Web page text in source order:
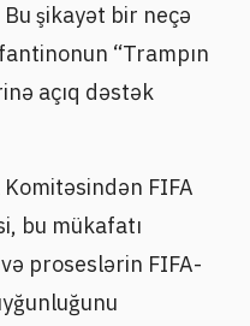
şikayət bir neçə
“Trampın
açıq dəstək
FIFA
bu mükafatı
proseslərin FIFA-